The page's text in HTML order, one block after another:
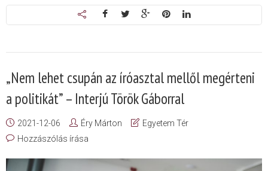
„Nem lehet csupán az íróasztal mellől megérteni
a politikát” – Interjú Török Gáborral
2021-12-06 Éry Márton
Egyetem Tér
Hozzászólás írása